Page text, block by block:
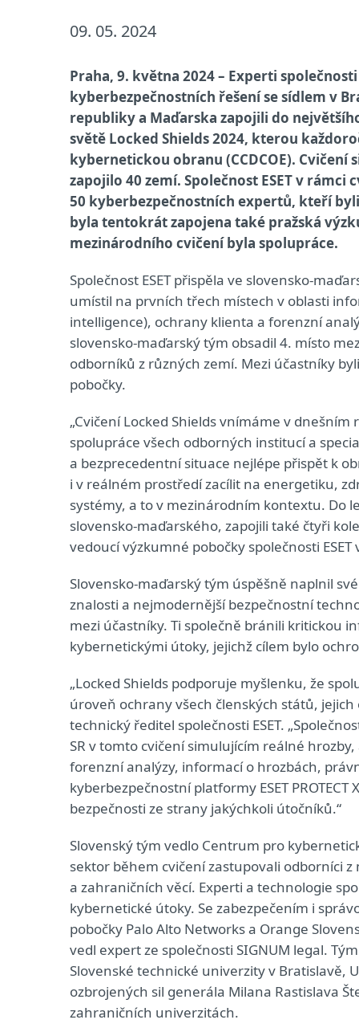
09. 05. 2024
Praha, 9. května 2024 – Experti
kyberbezpečnostních řešení se sídlem v
republiky a Maďarska zapojili do
světě Locked Shields 2024, kterou
kybernetickou obranu (CCDCOE).
zapojilo 40 zemí. Společnost ESET v
50 kyberbezpečnostních expertů, kteří
byla tentokrát zapojena také pražská
mezinárodního cvičení byla spolupráce.
Společnost ESET přispěla ve slovensko-
umístil na prvních třech místech v oblasti
intelligence), ochrany klienta a forenzní
slovensko‑maďarský tým obsadil 4. místo
odborníků z různých zemí. Mezi účastníky
pobočky.
„Cvičení Locked Shields vnímáme v
spolupráce všech odborných institucí a
a bezprecedentní situace nejlépe přispět k
i v reálném prostředí zacílit na energetiku,
systémy, a to v mezinárodním kontextu. Do
slovensko‑maďarského, zapojili také čtyři
vedoucí výzkumné pobočky společnosti ESET
Slovensko-maďarský tým úspěšně naplnil
znalosti a nejmodernější bezpečnostní
mezi účastníky. Ti společně bránili kritickou
kybernetickými útoky, jejichž cílem bylo
„Locked Shields podporuje myšlenku, že
úroveň ochrany všech členských států,
technický ředitel společnosti ESET.
SR v tomto cvičení simulujícím reálné
forenzní analýzy, informací o hrozbách,
kyberbezpečnostní platformy ESET
bezpečnosti ze strany jakýchkoli útočníků.“
Slovenský tým vedlo Centrum pro
sektor během cvičení zastupovali odborníci
a zahraničních věcí. Experti a technologie
kybernetické útoky. Se zabezpečením i
pobočky Palo Alto Networks a Orange
vedl expert ze společnosti SIGNUM legal.
Slovenské technické univerzity v Bratislavě,
ozbrojených sil generála Milana Rastislava
zahraničních univerzitách.